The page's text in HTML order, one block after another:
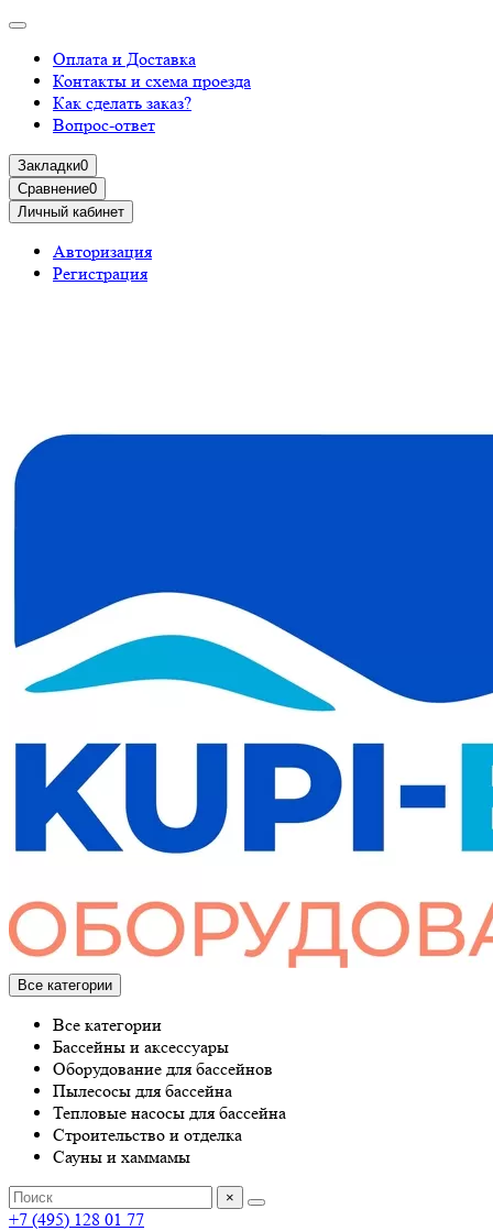
Оплата и Доставка
Контакты и схема проезда
Как сделать заказ?
Вопрос-ответ
Закладки0
Сравнение0
Личный кабинет
Авторизация
Регистрация
Все категории
Все категории
Бассейны и аксессуары
Оборудование для бассейнов
Пылесосы для бассейна
Тепловые насосы для бассейна
Строительство и отделка
Сауны и хаммамы
×
+7 (495) 128 01 77